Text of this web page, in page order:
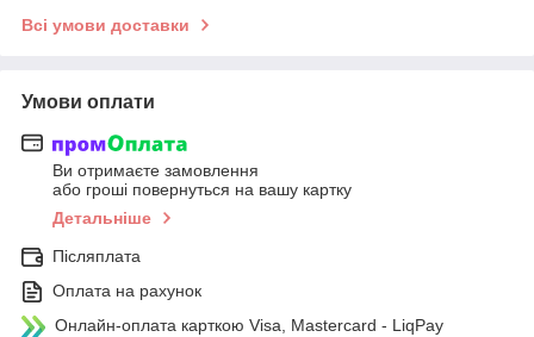
Всі умови доставки
Умови оплати
Ви отримаєте замовлення
або гроші повернуться на вашу картку
Детальніше
Післяплата
Оплата на рахунок
Онлайн-оплата карткою Visa, Mastercard - LiqPay